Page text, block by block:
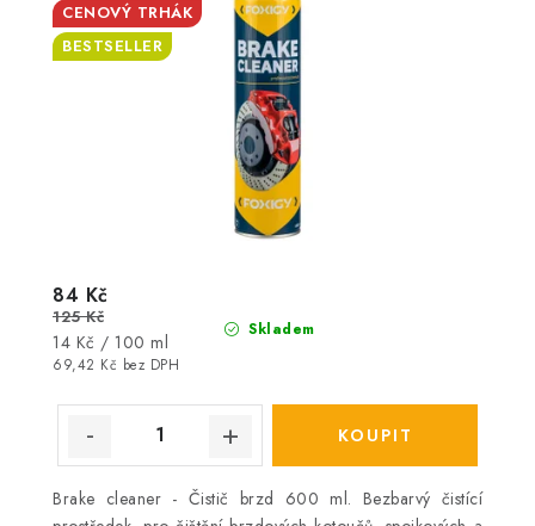
CENOVÝ TRHÁK
BESTSELLER
Skladem
69,42 Kč bez DPH
84 Kč
125 Kč
Měrná
cena:
14 Kč / 100 ml
Brake cleaner - Čistič brzd 600 ml. Bezbarvý čistící